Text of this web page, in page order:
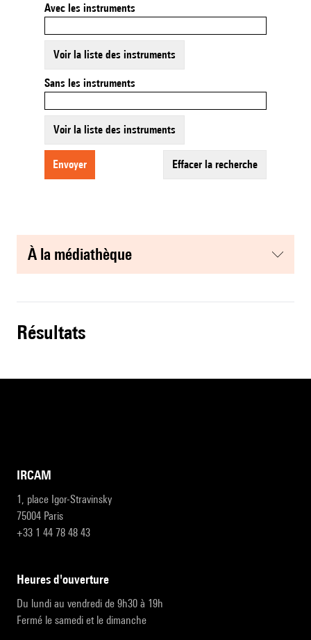
Avec les instruments
Voir la liste des instruments
Sans les instruments
Voir la liste des instruments
envoyer effacer la recherche
à la médiathèque
résultats
IRCAM
1, place Igor-Stravinsky
75004 Paris
+33 1 44 78 48 43
heures d'ouverture
Du lundi au vendredi de 9h30 à 19h
Fermé le samedi et le dimanche